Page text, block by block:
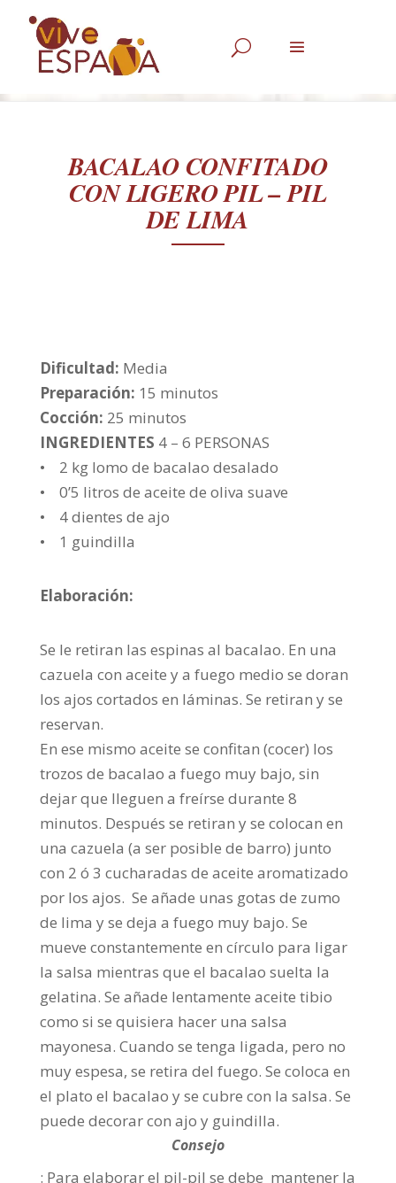
U
BACALAO CONFITADO
CON LIGERO PIL – PIL
DE LIMA
Dificultad: Media
Preparación: 15 minutos
Cocción: 25 minutos
INGREDIENTES 4 – 6 PERSONAS
• 2 kg lomo de bacalao desalado
• 0’5 litros de aceite de oliva suave
• 4 dientes de ajo
• 1 guindilla
Elaboración:
Se le retiran las espinas al bacalao. En una
cazuela con aceite y a fuego medio se doran
los ajos cortados en láminas. Se retiran y se
reservan.
En ese mismo aceite se confitan (cocer) los
trozos de bacalao a fuego muy bajo, sin
dejar que lleguen a freírse durante 8
minutos. Después se retiran y se colocan en
una cazuela (a ser posible de barro) junto
con 2 ó 3 cucharadas de aceite aromatizado
por los ajos. Se añade unas gotas de zumo
de lima y se deja a fuego muy bajo. Se
mueve constantemente en círculo para ligar
la salsa mientras que el bacalao suelta la
gelatina. Se añade lentamente aceite tibio
como si se quisiera hacer una salsa
mayonesa. Cuando se tenga ligada, pero no
muy espesa, se retira del fuego. Se coloca en
el plato el bacalao y se cubre con la salsa. Se
puede decorar con ajo y guindilla.
Consejo
: Para elaborar el pil-pil se debe mantener la